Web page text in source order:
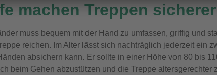
machen Treppen sicherer
muss bequem mit der Hand zu umfassen, griffig und
reichen. Im Alter lässt sich nachträglich jederzeit ein
absichern kann. Er sollte in einer Höhe von 80 bis
beim Gehen abzustützen und die Treppe altersgerechter